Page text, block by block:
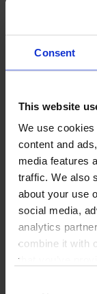
Consent
This website
We use
content and
media features
traffic. We also
about your use
social media,
analytics
combine it with
that you’ve